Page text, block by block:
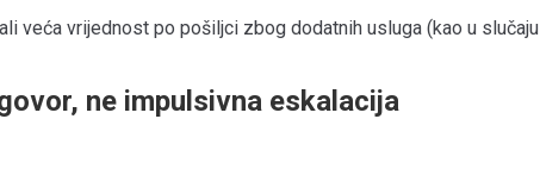
veća vrijednost po pošiljci zbog dodatnih usluga (kao u slučaju
ne impulsivna eskalacija